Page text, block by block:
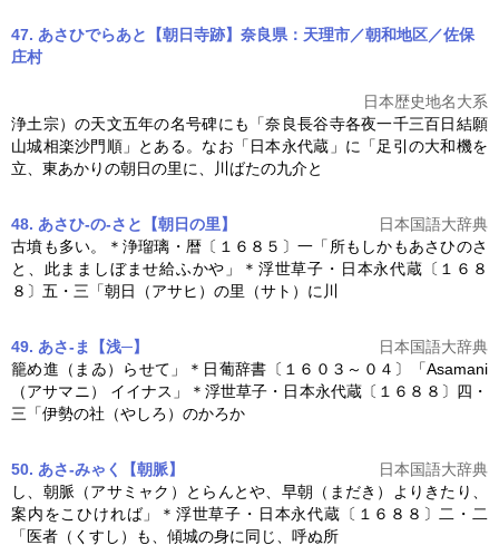
47. あさひでらあと【朝日寺跡】奈良県：天理市／朝和地区／佐保
庄村
日本歴史地名大系
浄土宗）の天文五年の名号碑にも「奈良長谷寺各夜一千三百日結願
山城相楽沙門順」とある。なお「 日本永代蔵 」に「足引の大和機を
立、東あかりの朝日の里に、川ばたの九介と
48. あさひ‐の‐さと【朝日の里】
日本国語大辞典
古墳も多い。＊浄瑠璃・暦〔１６８５〕一「所もしかもあさひのさ
と、此まましぼませ給ふかや」＊浮世草子・ 日本永代蔵 〔１６８
８〕五・三「朝日（アサヒ）の里（サト）に川
49. あさ‐ま【浅─】
日本国語大辞典
籠め進（まゐ）らせて」＊日葡辞書〔１６０３～０４〕「Asamani
（アサマニ） イイナス」＊浮世草子・ 日本永代蔵 〔１６８８〕四・
三「伊勢の社（やしろ）のかろか
50. あさ‐みゃく【朝脈】
日本国語大辞典
し、朝脈（アサミャク）とらんとや、早朝（まだき）よりきたり、
案内をこひければ」＊浮世草子・ 日本永代蔵 〔１６８８〕二・二
「医者（くすし）も、傾城の身に同じ、呼ぬ所